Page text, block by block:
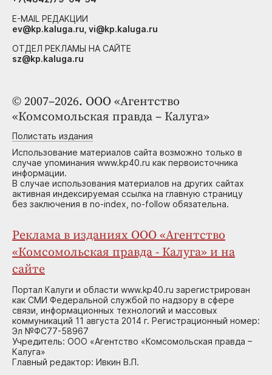
© 2007–2026. ООО «Агентство
«Комсомольская правда – Калуга»
Полистать издания
Использование материалов сайта возможно только в
случае упоминания www.kp40.ru как первоисточника
информации.
В случае использования материалов на других сайтах
активная индексируемая ссылка на главную страницу
без заключения в no-index, no-follow обязательна.
Реклама в изданиях ООО «Агентство
«Комсомольская правда - Калуга» и на
сайте
Портал Калуги и области www.kp40.ru зарегистрирован
как СМИ Федеральной службой по надзору в сфере
связи, информационных технологий и массовых
коммуникаций 11 августа 2014 г. Регистрационный номер:
Эл №ФС77-58967
Учредитель: ООО «Агентство «Комсомольская правда –
Калуга»
Главный редактор: Ивкин В.П.
E-MAIL РЕДАКЦИИ
ev@kp.kaluga.ru, vi@kp.kaluga.ru
ОТДЕЛ РЕКЛАМЫ НА САЙТЕ
sz@kp.kaluga.ru